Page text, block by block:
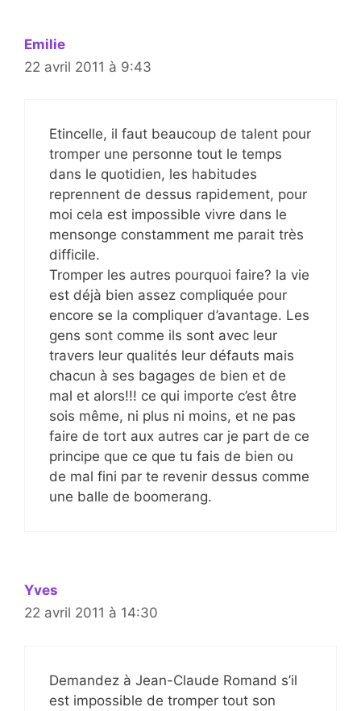
Emilie
22 avril 2011 à 9:43
Etincelle, il faut beaucoup de talent pour
tromper une personne tout le temps
dans le quotidien, les habitudes
reprennent de dessus rapidement, pour
moi cela est impossible vivre dans le
mensonge constamment me parait très
difficile.
Tromper les autres pourquoi faire? la vie
est déjà bien assez compliquée pour
encore se la compliquer d’avantage. Les
gens sont comme ils sont avec leur
travers leur qualités leur défauts mais
chacun à ses bagages de bien et de
mal et alors!!! ce qui importe c’est être
sois même, ni plus ni moins, et ne pas
faire de tort aux autres car je part de ce
principe que ce que tu fais de bien ou
de mal fini par te revenir dessus comme
une balle de boomerang.
Yves
22 avril 2011 à 14:30
Demandez à Jean-Claude Romand s’il
est impossible de tromper tout son